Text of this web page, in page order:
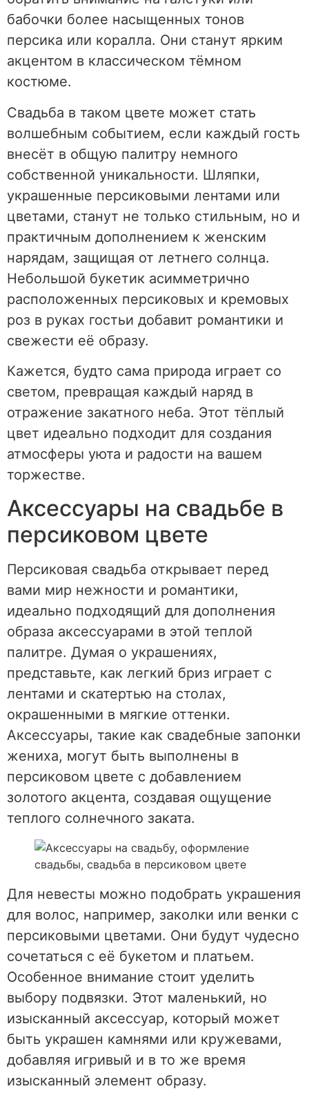
бабочки более насыщенных тонов
персика или коралла. Они станут ярким
акцентом в классическом тёмном
костюме.
Свадьба в таком цвете может стать
волшебным событием, если каждый гость
внесёт в общую палитру немного
собственной уникальности. Шляпки,
украшенные персиковыми лентами или
цветами, станут не только стильным, но и
практичным дополнением к женским
нарядам, защищая от летнего солнца.
Небольшой букетик асимметрично
расположенных персиковых и кремовых
роз в руках гостьи добавит романтики и
свежести её образу.
Кажется, будто сама природа играет со
светом, превращая каждый наряд в
отражение закатного неба. Этот тёплый
цвет идеально подходит для создания
атмосферы уюта и радости на вашем
торжестве.
Аксессуары на свадьбе в
персиковом цвете
Персиковая свадьба открывает перед
вами мир нежности и романтики,
идеально подходящий для дополнения
образа аксессуарами в этой теплой
палитре. Думая о украшениях,
представьте, как легкий бриз играет с
лентами и скатертью на столах,
окрашенными в мягкие оттенки.
Аксессуары, такие как свадебные запонки
жениха, могут быть выполнены в
персиковом цвете с добавлением
золотого акцента, создавая ощущение
теплого солнечного заката.
Для невесты можно подобрать украшения
для волос, например, заколки или венки с
персиковыми цветами. Они будут чудесно
сочетаться с её букетом и платьем.
Особенное внимание стоит уделить
выбору подвязки. Этот маленький, но
изысканный аксессуар, который может
быть украшен камнями или кружевами,
добавляя игривый и в то же время
изысканный элемент образу.